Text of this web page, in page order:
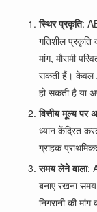
स्थिर प्रकृति:
गतिशील प्रकृति
मांग, मौसमी
सकती हैं। केवल
हो सकती है या
वित्तीय मूल्य पर
ध्यान केंद्रित
ग्राहक
समय लेने वाला:
बनाए रखना
निगरानी की